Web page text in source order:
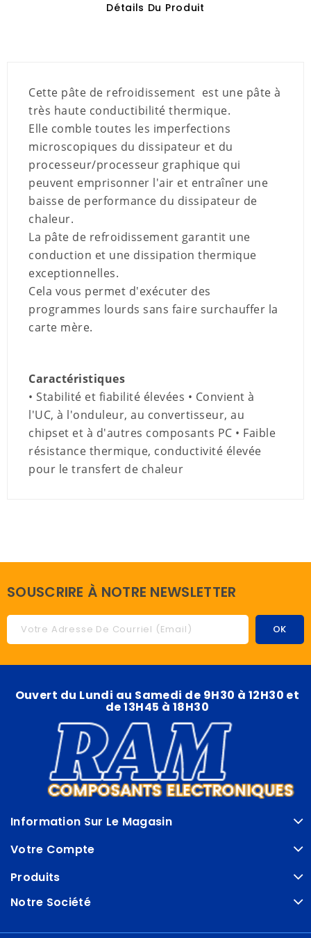
Détails Du Produit
Cette pâte de refroidissement est une pâte à
très haute conductibilité thermique.
Elle comble toutes les imperfections
microscopiques du dissipateur et du
processeur/processeur graphique qui
peuvent emprisonner l'air et entraîner une
baisse de performance du dissipateur de
chaleur.
La pâte de refroidissement garantit une
conduction et une dissipation thermique
exceptionnelles.
Cela vous permet d'exécuter des
programmes lourds sans faire surchauffer la
carte mère.
Caractéristiques
• Stabilité et fiabilité élevées • Convient à
l'UC, à l'onduleur, au convertisseur, au
chipset et à d'autres composants PC • Faible
résistance thermique, conductivité élevée
pour le transfert de chaleur
SOUSCRIRE À NOTRE NEWSLETTER
Ouvert du Lundi au Samedi de 9H30 à 12H30 et
de 13H45 à 18H30
Information Sur Le Magasin
Votre Compte
Produits
Notre Société